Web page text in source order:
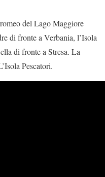
del Lago Maggiore
di fronte a Verbania, l’Isola
di fronte a Stresa. La
Pescatori.